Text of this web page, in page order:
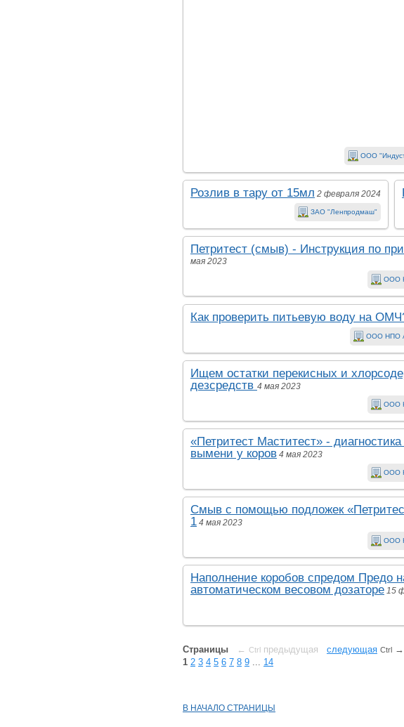
ООО
Розлив в тару от 15мл 2 февраля 2024
ЗАО "Ленпродмаш"
Петритест (смыв) - Инструкция по
мая 2023
ООО
Как проверить питьевую воду на
ООО НПО
Ищем остатки перекисных и
дезсредств 4 мая 2023
ООО
«Петритест Маститест» -
вымени у коров 4 мая 2023
ООО
Смыв с помощью подложек
1 4 мая 2023
ООО
Наполнение коробов спредом Предо
автоматическом весовом дозаторе 15
Страницы ← Ctrl предыдущая cледующая Ctrl →
1 2 3 4 5 6 7 8 9 ... 14
В НАЧАЛО СТРАНИЦЫ